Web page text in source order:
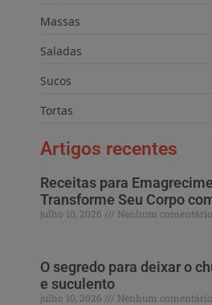
Massas
Saladas
Sucos
Tortas
Artigos recentes
Receitas para
Transforme Seu Corpo
julho 10, 2026 Nenhum comentário
O segredo para deixar o
e suculento
julho 10, 2026 Nenhum comentário